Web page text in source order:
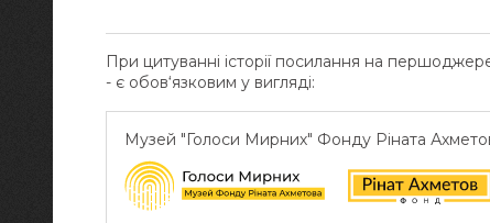
При цитуванні історії посилання на
- є обов‘язковим у вигляді:
Музей "Голоси Мирних" Фонду Ріната